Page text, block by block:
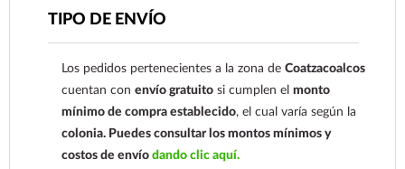
Contra Entrega para clientes de
Transferencia Bancaria a nombre de Farmacia
Gloria de Coatzacoalcos S.A. de C.V. Número de
cuenta: Clave: 014854655008143954
Para esta forma de pago el cliente deberá enviar
Para esta forma de pago el cliente deberá enviar su
comprobante de pago a al siguiente correo
nuestro
921 261 8491
TIPO DE ENVÍO
Los pedidos pertenecientes a la zona deCoatzacoalcos
cuentan conenvío gratuito si cumplen elmonto
mínimo de compra establecido, el cual varía según la
colonia. Puedes consultar los montos mínimos y
costos de envíodando clic aquí.